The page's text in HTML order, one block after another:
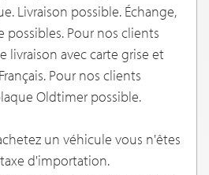
Livraison possible. Échange,
Pour nos clients
livraison avec carte grise et
Pour nos clients
Oldtimer possible.
un véhicule vous n'êtes
d'importation.